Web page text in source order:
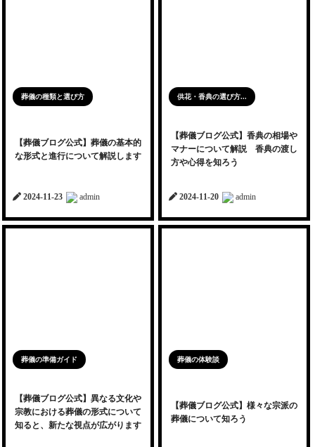
葬儀の種類と選び方
【葬儀ブログ公式】葬儀の基本的
な形式と進行について解説します
2024-11-23 admin
供花・香典の選び方...
【葬儀ブログ公式】香典の相場や
マナーについて解説 香典の渡し
方や心得を知ろう
2024-11-20 admin
葬儀の準備ガイド
【葬儀ブログ公式】異なる文化や
宗教における葬儀の形式について
知ると、新たな視点が広がります
葬儀の体験談
【葬儀ブログ公式】様々な宗派の
葬儀について知ろう